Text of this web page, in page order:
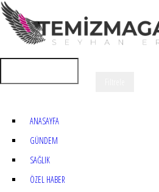
ANASAYFA
GÜNDEM
SAĞLIK
ÖZEL HABER